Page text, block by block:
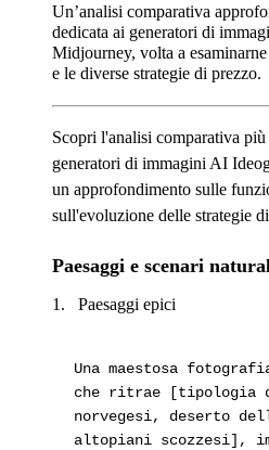
Un’analisi comparativa
dedicata ai generatori di
Midjourney, volta a
e le diverse strategie di prezzo.
Scopri l'analisi comparativa
generatori di immagini AI
un approfondimento sulle
sull'evoluzione delle strategie
Paesaggi e scenari
Paesaggi epici
Una maestosa
che ritrae [tipologia
norvegesi, deserto
altopiani scozzesi],